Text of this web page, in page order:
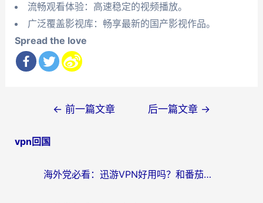
流畅观看体验：高速稳定的视频播放。
广泛覆盖影视库：畅享最新的国产影视作品。
Spread the love
导
← 前一篇文章 后一篇文章 →
vpn回国
海外党必看：迅游VPN好用吗？和番茄加速器VPN对比哪个回国效果更好？